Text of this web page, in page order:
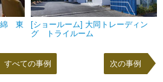
綿 東
[ショールーム] 大同トレーディン
グ トライルーム
次の事例
すべての事例